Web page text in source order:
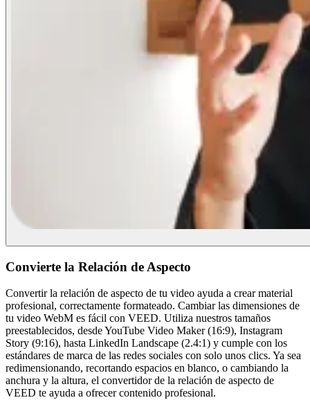
Convierte la Relación de Aspecto
Convertir la relación de aspecto de tu video ayuda a crear material
profesional, correctamente formateado. Cambiar las dimensiones de
tu video WebM es fácil con VEED. Utiliza nuestros tamaños
preestablecidos, desde YouTube Video Maker (16:9), Instagram
Story (9:16), hasta LinkedIn Landscape (2.4:1) y cumple con los
estándares de marca de las redes sociales con solo unos clics. Ya sea
redimensionando, recortando espacios en blanco, o cambiando la
anchura y la altura, el convertidor de la relación de aspecto de
VEED te ayuda a ofrecer contenido profesional.